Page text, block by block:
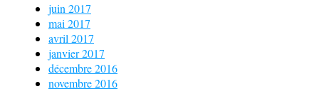
juin 2017
mai 2017
avril 2017
janvier 2017
décembre 2016
novembre 2016